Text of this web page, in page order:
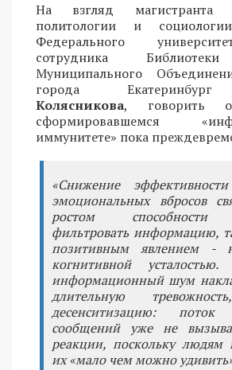
На взгляд магистранта
политологии и
Федерального
сотрудника
Муниципального
города
Колясникова, говорить о
сформировавшемся
иммунитете» пока
«Снижение
эмоциональных вбросов
ростом способности
фильтровать информацию,
позитивным явлением -
когнитивной усталостью.
информационный шум
длительную
десенситизацию: поток
сообщений уже не
реакции, поскольку людям
их «мало чем можно